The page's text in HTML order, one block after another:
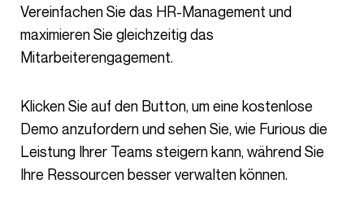
Vereinfachen Sie das HR-Management und
maximieren Sie gleichzeitig das
Mitarbeiterengagement.
Klicken Sie auf den Button, um eine kostenlose
Demo anzufordern und sehen Sie, wie Furious die
Leistung Ihrer Teams steigern kann, während Sie
Ihre Ressourcen besser verwalten können.